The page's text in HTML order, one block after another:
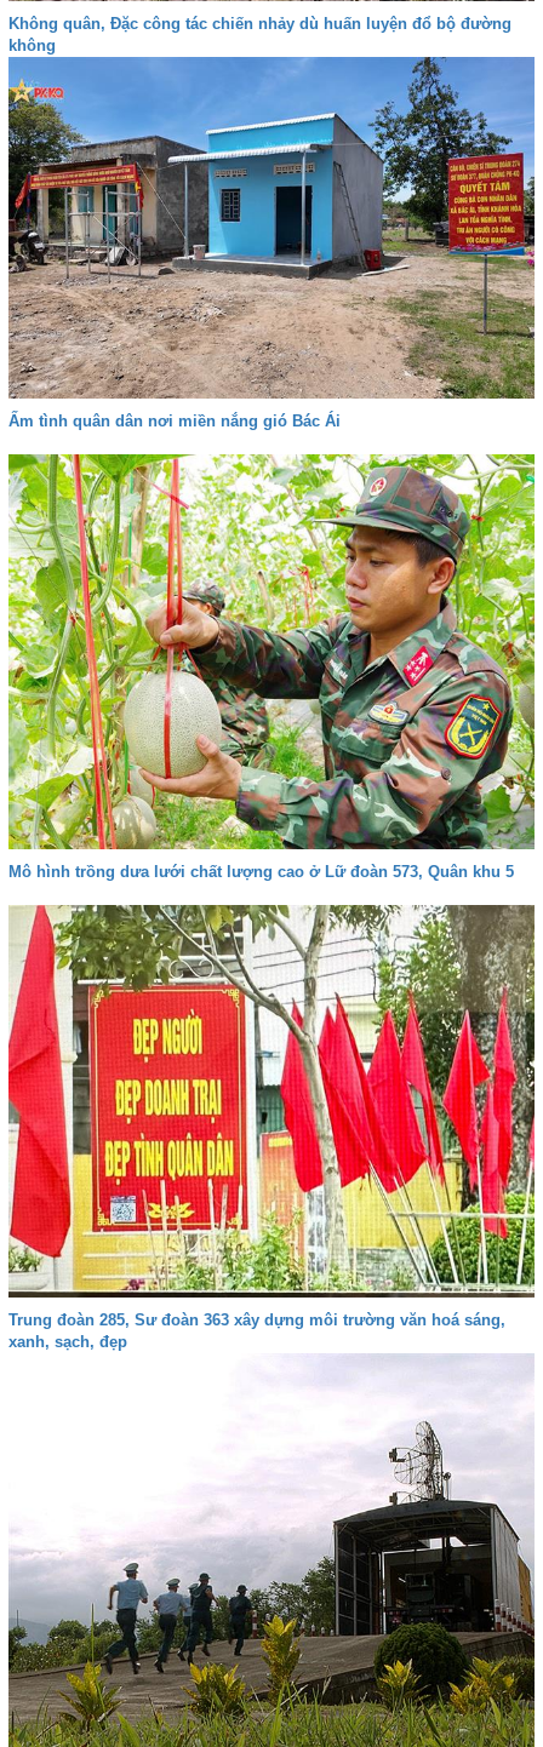
Không quân, Đặc công tác chiến nhảy dù huấn luyện đổ bộ đường
không
Ấm tình quân dân nơi miền nắng gió Bác Ái
Mô hình trồng dưa lưới chất lượng cao ở Lữ đoàn 573, Quân khu 5
Trung đoàn 285, Sư đoàn 363 xây dựng môi trường văn hoá sáng,
xanh, sạch, đẹp